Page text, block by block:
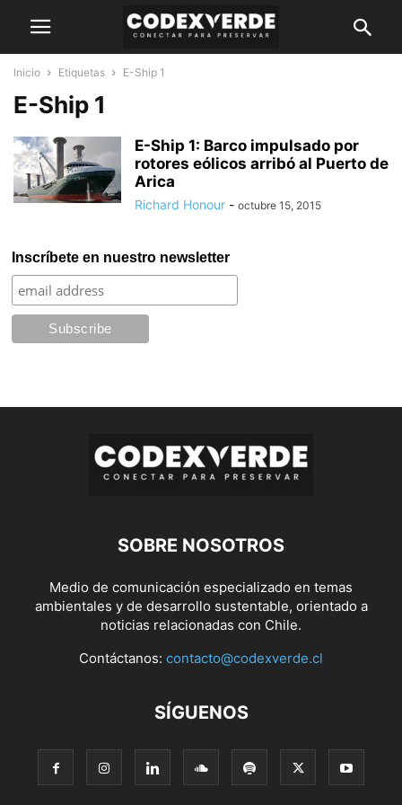
Inicio Etiquetas E-Ship 1
E-Ship 1
E-Ship 1: Barco impulsado por
rotores eólicos arribó al Puerto de
Arica
Richard Honour - octubre 15, 2015
Inscríbete en nuestro newsletter
SOBRE NOSOTROS
Medio de comunicación especializado en temas
ambientales y de desarrollo sustentable, orientado a
noticias relacionadas con Chile.
Contáctanos: contacto@codexverde.cl
SÍGUENOS